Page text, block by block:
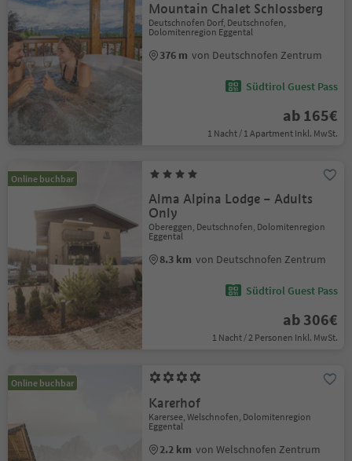
Mountain Chalet Schlossberg
Deutschnofen Dorf, Deutschnofen,
Dolomitenregion Eggental
376 m von Deutschnofen Zentrum
Südtirol Guest Pass
ab 165€
1 Nacht / 1 Apartment Inkl. MwSt.
Online buchbar
Alma Alpina Lodge – Adults
Only
Obereggen, Deutschnofen, Dolomitenregion
Eggental
8.3 km von Deutschnofen Zentrum
Südtirol Guest Pass
ab 306€
1 Nacht / 2 Personen Inkl. MwSt.
Online buchbar
Karerhof
Karersee, Welschnofen, Dolomitenregion
Eggental
2.2 km von Welschnofen Zentrum